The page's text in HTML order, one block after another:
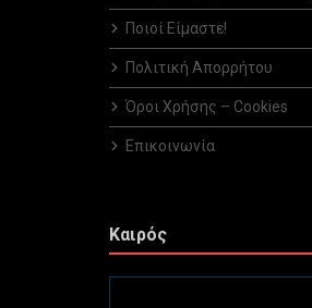
Ποιοί Είμαστε!
Πολιτική Απορρήτου
Όροι Χρήσης – Cookies
Επικοινωνία
Καιρός